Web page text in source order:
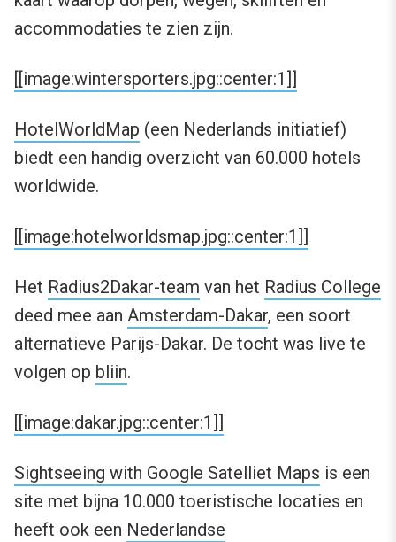
accommodaties te zien zijn.
[[image:wintersporters.jpg::center:1]]
HotelWorldMap (een Nederlands initiatief)
biedt een handig overzicht van 60.000 hotels
worldwide.
[[image:hotelworldsmap.jpg::center:1]]
Het Radius2Dakar-team van het Radius College
deed mee aan Amsterdam-Dakar, een soort
alternatieve Parijs-Dakar. De tocht was live te
volgen op bliin.
[[image:dakar.jpg::center:1]]
Sightseeing with Google Satelliet Maps is een
site met bijna 10.000 toeristische locaties en
heeft ook een Nederlandse